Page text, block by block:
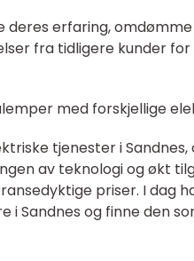
erfaring,
fra tidligere kunder
med forskjellige
tjenester i
av teknologi og økt
priser. I dag
Sandnes og finne den